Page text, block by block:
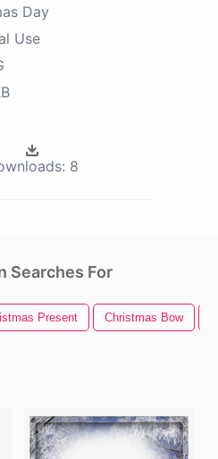
Day
Use
8
Searches For
Present Christmas Bow